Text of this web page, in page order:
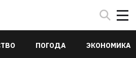
ПОГОДА ЭКОНОМИКА